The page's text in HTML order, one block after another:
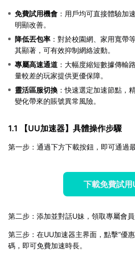
免費試用機會 ：用戶均可直接體驗加
明顯改善。
降低丟包率 ：對於校園網、家用寬帶
其顯著，可有效抑制網絡波動。
專屬高速通道 ：大幅度縮短數據傳輸
量較差的玩家提供更優保障。
靈活區服切換 ：快速選定加速節點，
變化帶來的賬號異常風險。
1.1 【UU加速器】具體操作步驟
第一步：通過下方下載按鈕，即可通過
下載免費試用
第二步：添加並對話U妹，領取專屬會員
第三步：在UU加速器主界面，點擊“優
碼，即可免費加速時長。